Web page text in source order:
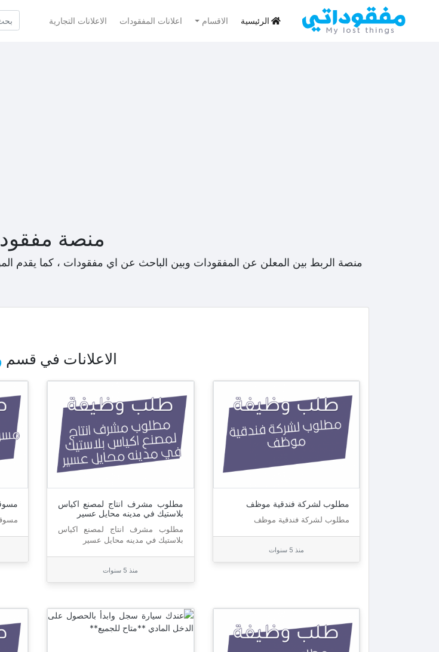
الرئيسية الاقسام اعلانات المفقودات الاعلانات التجارية
منصة
منصة الربط بين المعلن عن المفقودات وبين الباحث عن اي مفقودات ، كما يقدم
الاعلانات في قسم
مطلوب لشركة فندقية موظف
مطلوب لشركة فندقية موظف
منذ 5 سنوات
مطلوب مشرف انتاج لمصنع اكياس
بلاستيك في مدينه محايل عسير
مطلوب مشرف انتاج لمصنع اكياس
بلاستيك في مدينه محايل عسير
منذ 5 سنوات